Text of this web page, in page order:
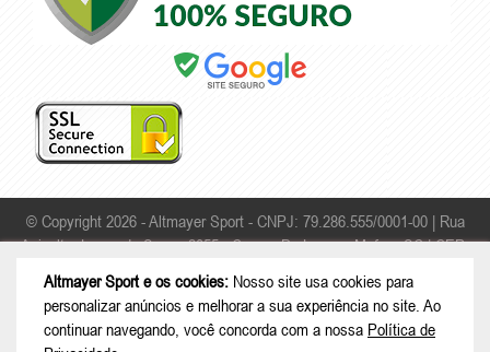
© Copyright 2026 - Altmayer Sport - CNPJ: 79.286.555/0001-00 | Rua
Apicultor Leonardo Sauer, 2055 - Campo Da Lança - Mafra - SC | CEP:
Altmayer Sport e os cookies: Nosso site usa cookies para
personalizar anúncios e melhorar a sua experiência no site. Ao
continuar navegando, você concorda com a nossa Política de